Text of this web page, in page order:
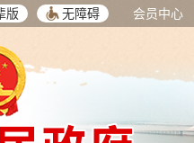
版 无障碍 会员中心